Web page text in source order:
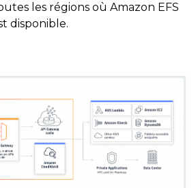
les régions où Amazon EFS
disponible.